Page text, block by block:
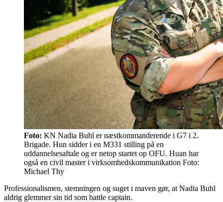
Foto: KN Nadia Buhl er næstkommanderende i G7 i 2.
Brigade. Hun sidder i en M331 stilling på en
uddannelsesaftale og er netop startet op OFU. Huan har
også en civil master i virksomhedskommunikation Foto:
Michael Thy
Professionalismen, stemningen og suget i maven gør, at Nadia Buhl
aldrig glemmer sin tid som battle captain.